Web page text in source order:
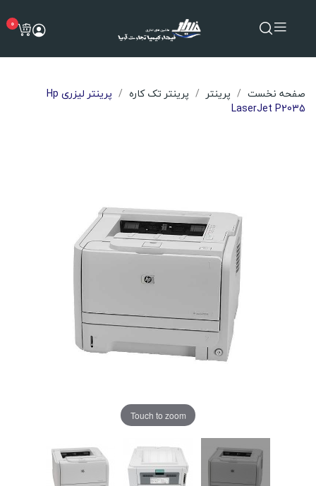
0
صفحه نخست پرینتر پرینتر تک کاره
پرینتر لیزری Hp
LaserJet P2035
Touch to zoom